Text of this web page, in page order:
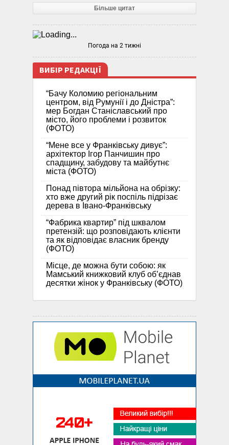
Більше цитат
Погода на 2 тижні
ВИБІР РЕДАКЦІЇ
“Бачу Коломию регіональним
центром, від Румунії і до Дністра”:
мер Богдан Станіславський про
місто, його проблеми і розвиток
(ФОТО)
“Мене все у Франківську дивує”:
архітектор Ігор Панчишин про
спадщину, забудову та майбутнє
міста (ФОТО)
Понад півтора мільйона на обрізку:
хто вже другий рік поспіль підрізає
дерева в Івано-Франківську
“Фабрика квартир” під шквалом
претензій: що розповідають клієнти
та як відповідає власник бренду
(ФОТО)
Місце, де можна бути собою: як
Мамський книжковий клуб об’єднав
десятки жінок у Франківську (ФОТО)